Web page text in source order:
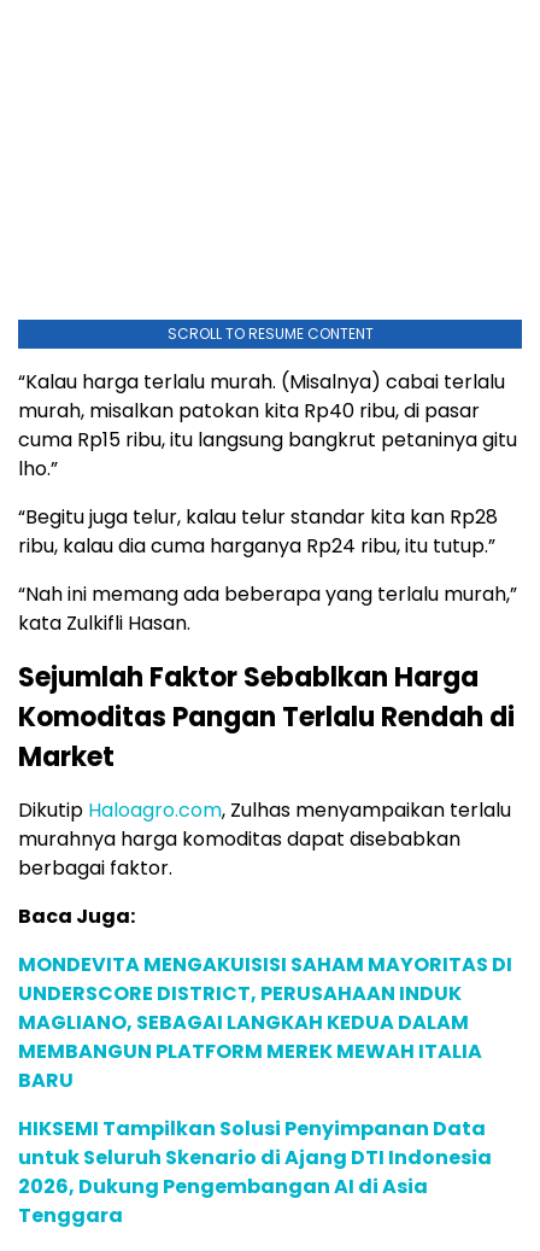
SCROLL TO RESUME CONTENT
“Kalau harga terlalu murah. (Misalnya) cabai terlalu
murah, misalkan patokan kita Rp40 ribu, di pasar
cuma Rp15 ribu, itu langsung bangkrut petaninya gitu
lho.”
“Begitu juga telur, kalau telur standar kita kan Rp28
ribu, kalau dia cuma harganya Rp24 ribu, itu tutup.”
“Nah ini memang ada beberapa yang terlalu murah,”
kata Zulkifli Hasan.
Sejumlah Faktor Sebablkan Harga
Komoditas Pangan Terlalu Rendah di
Market
Dikutip Haloagro.com, Zulhas menyampaikan terlalu
murahnya harga komoditas dapat disebabkan
berbagai faktor.
Baca Juga:
MONDEVITA MENGAKUISISI SAHAM MAYORITAS DI
UNDERSCORE DISTRICT, PERUSAHAAN INDUK
MAGLIANO, SEBAGAI LANGKAH KEDUA DALAM
MEMBANGUN PLATFORM MEREK MEWAH ITALIA
BARU
HIKSEMI Tampilkan Solusi Penyimpanan Data
untuk Seluruh Skenario di Ajang DTI Indonesia
2026, Dukung Pengembangan AI di Asia
Tenggara